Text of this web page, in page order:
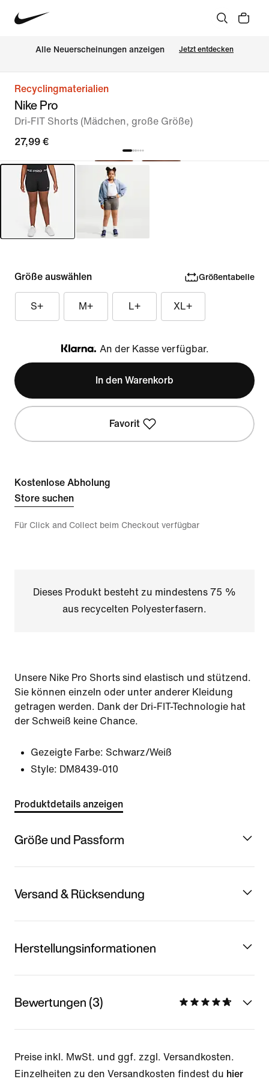
Alle Neuerscheinungen anzeigen Jetzt entdecken
Recyclingmaterialien
Nike Pro
Dri-FIT Shorts (Mädchen, große Größe)
27,99 €
Größe auswählen Größentabelle
S+ M+ L+ XL+
Klarna
An der Kasse verfügbar.
In den Warenkorb
Favorit
Kostenlose Abholung
Store suchen
Für Click and Collect beim Checkout verfügbar
Dieses Produkt besteht zu mindestens 75 %
aus recycelten Polyesterfasern.
Unsere Nike Pro Shorts sind elastisch und stützend.
Sie können einzeln oder unter anderer Kleidung
getragen werden. Dank der Dri-FIT-Technologie hat
der Schweiß keine Chance.
Gezeigte Farbe: Schwarz/Weiß
Style: DM8439-010
Produktdetails anzeigen
Größe und Passform
Versand & Rücksendung
Herstellungsinformationen
Bewertungen (3)
Preise inkl. MwSt. und ggf. zzgl. Versandkosten.
Einzelheiten zu den Versandkosten findest du hier